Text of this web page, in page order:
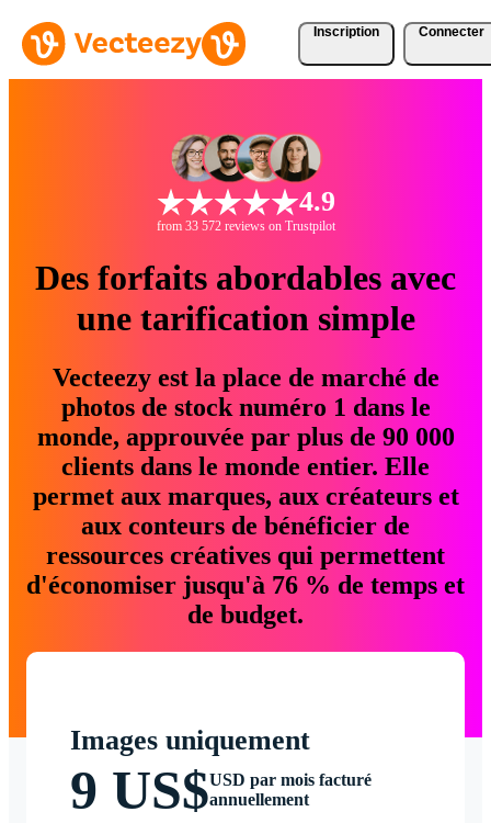
Inscription Connecter
4.9
from 33 572 reviews on Trustpilot
Des forfaits abordables avec
une tarification simple
Vecteezy est la place de marché de
photos de stock numéro 1 dans le
monde, approuvée par plus de 90 000
clients dans le monde entier. Elle
permet aux marques, aux créateurs et
aux conteurs de bénéficier de
ressources créatives qui permettent
d'économiser jusqu'à 76 % de temps et
de budget.
Images uniquement
9 US$USD par mois facturé
annuellement